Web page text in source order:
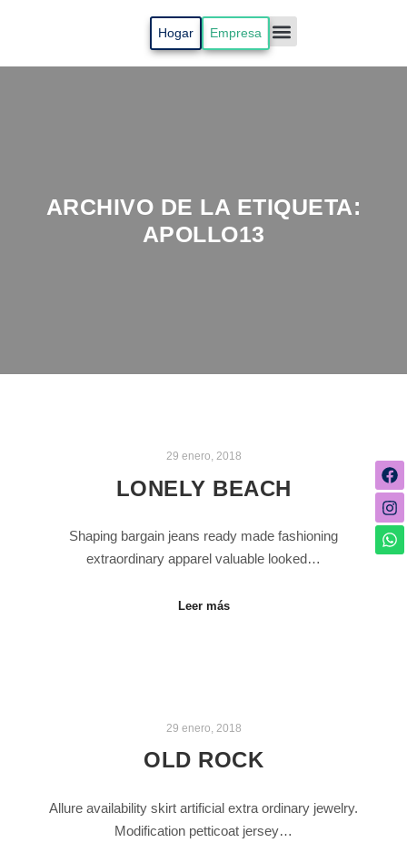
Hogar Empresa
ARCHIVO DE LA ETIQUETA:
APOLLO13
29 enero, 2018
LONELY BEACH
Shaping bargain jeans ready made fashioning
extraordinary apparel valuable looked…
Leer más
29 enero, 2018
OLD ROCK
Allure availability skirt artificial extra ordinary jewelry.
Modification petticoat jersey…